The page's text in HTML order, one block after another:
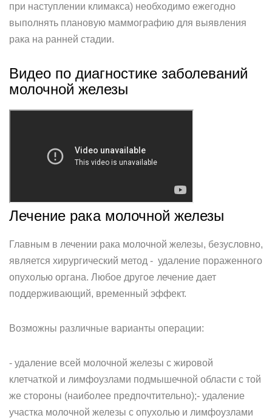
при наступлении климакса) необходимо ежегодно
выполнять плановую маммографию для выявления
рака на ранней стадии.
Видео по диагностике заболеваний
молочной железы
Лечение рака молочной железы
Главным в лечении рака молочной железы, безусловно,
является хирургический метод - удаление пораженного
опухолью органа. Любое другое лечение дает
поддерживающий, временный эффект.
Возможны различные варианты операции:
- удаление всей молочной железы с жировой
клетчаткой и лимфоузлами подмышечной области с той
же стороны (наиболее предпочтительно);- удаление
участка молочной железы с опухолью и лимфоузлами